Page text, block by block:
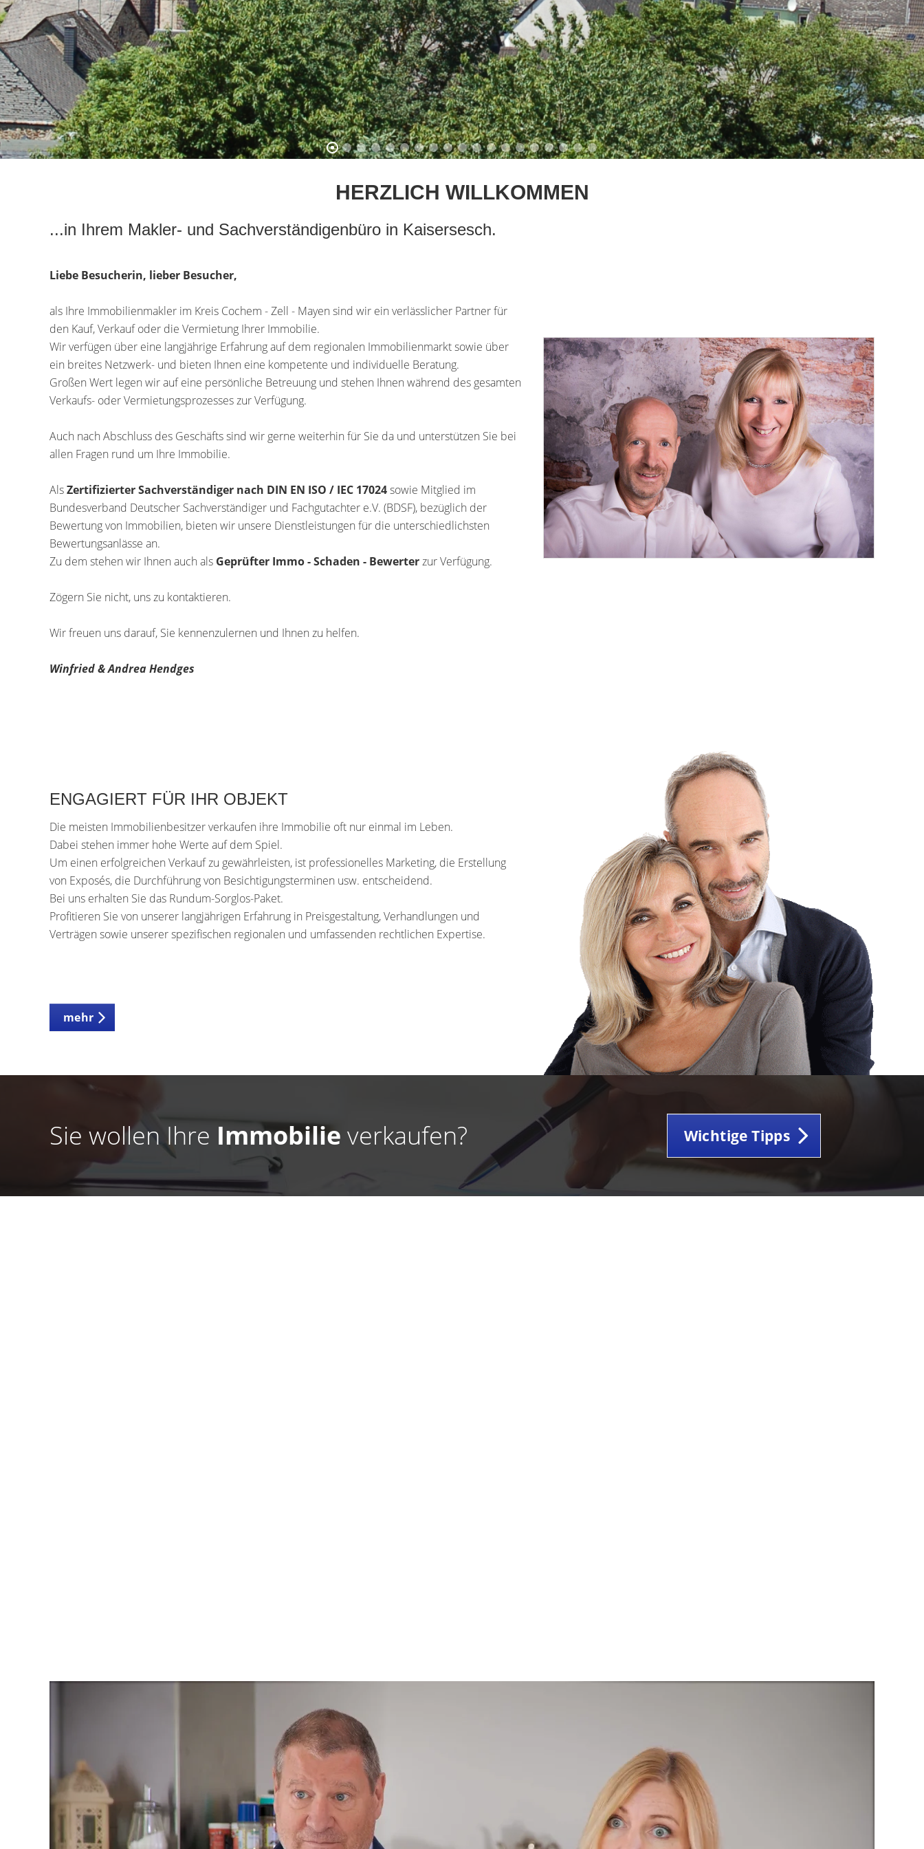
HERZLICH WILLKOMMEN
...in Ihrem Makler- und Sachverständigenbüro in Kaisersesch.
Liebe Besucherin, lieber Besucher,
als Ihre Immobilienmakler im Kreis Cochem - Zell - Mayen sind wir ein verlässlicher Partner für
den Kauf, Verkauf oder die Vermietung Ihrer Immobilie.
Wir verfügen über eine langjährige Erfahrung auf dem regionalen Immobilienmarkt sowie über
ein breites Netzwerk- und bieten Ihnen eine kompetente und individuelle Beratung.
Großen Wert legen wir auf eine persönliche Betreuung und stehen Ihnen während des gesamten
Verkaufs- oder Vermietungsprozesses zur Verfügung.
Auch nach Abschluss des Geschäfts sind wir gerne weiterhin für Sie da und unterstützen Sie bei
allen Fragen rund um Ihre Immobilie.
AlsZertifizierter Sachverständiger nach DIN EN ISO / IEC 17024sowie Mitglied im
Bundesverband Deutscher Sachverständiger und Fachgutachter e.V. (BDSF), bezüglich der
Bewertung von Immobilien, bieten wir unsere Dienstleistungen für die unterschiedlichsten
Bewertungsanlässe an.
Zu dem stehen wir Ihnen auch als Geprüfter Immo - Schaden - Bewerterzur Verfügung.
Zögern Sie nicht, uns zu kontaktieren.
Wir freuen uns darauf, Sie kennenzulernen und Ihnen zu helfen.
Winfried & Andrea Hendges
ENGAGIERT FÜR IHR OBJEKT
Die meisten Immobilienbesitzer verkaufen ihre Immobilie oft nur einmal im Leben.
Dabei stehen immer hohe Werte auf dem Spiel.
Um einen erfolgreichen Verkauf zu gewährleisten, ist professionelles Marketing, die Erstellung
von Exposés, die Durchführung von Besichtigungsterminen usw. entscheidend.
Bei uns erhalten Sie das Rundum-Sorglos-Paket.
Profitieren Sie von unserer langjährigen Erfahrung in Preisgestaltung, Verhandlungen und
Verträgen sowie unserer spezifischen regionalen und umfassenden rechtlichen Expertise.
mehr
Sie wollen Ihre Immobilie verkaufen? Wichtige Tipps